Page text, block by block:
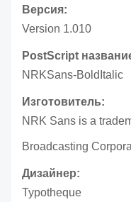
Версия:
Version 1.010
PostScript
NRKSans-BoldItalic
Изготовитель:
NRK Sans is a
Broadcasting
Дизайнер:
Typotheque